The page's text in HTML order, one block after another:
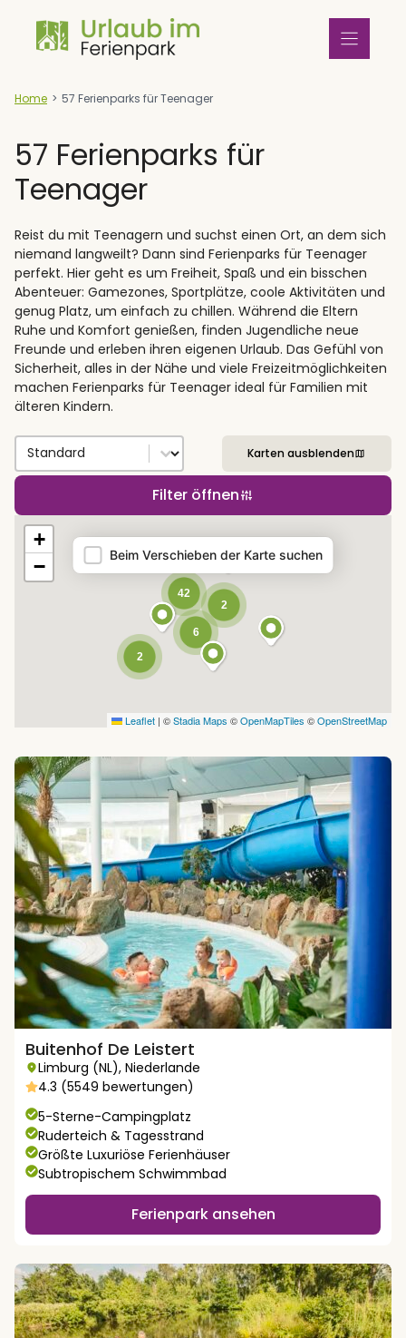
Inhalt
springen
Home > 57 Ferienparks für Teenager
57 Ferienparks für
Teenager
Reist du mit Teenagern und suchst einen Ort, an dem sich
niemand langweilt? Dann sind Ferienparks für Teenager
perfekt. Hier geht es um Freiheit, Spaß und ein bisschen
Abenteuer: Gamezones, Sportplätze, coole Aktivitäten und
genug Platz, um einfach zu chillen. Während die Eltern
Ruhe und Komfort genießen, finden Jugendliche neue
Freunde und erleben ihren eigenen Urlaub. Das Gefühl von
Sicherheit, alles in der Nähe und viele Freizeitmöglichkeiten
machen Ferienparks für Teenager ideal für Familien mit
älteren Kindern.
Filter öffnen
Sort by
Sort content Karten ausblenden
Map
2
2
6
42
+
−
Leaflet | ©Stadia Maps ©OpenMapTiles ©OpenStreetMap
Beim Verschieben der Karte suchen
Buitenhof De Leistert
Limburg (NL), Niederlande
4.3 (5549 bewertungen)
5-Sterne-Campingplatz
Ruderteich & Tagesstrand
Größte Luxuriöse Ferienhäuser
Subtropischem Schwimmbad
Ferienpark ansehen